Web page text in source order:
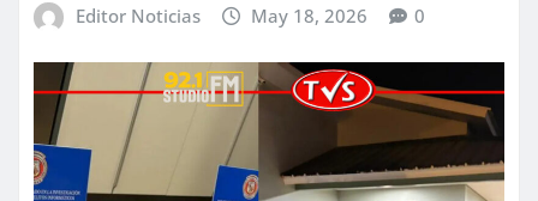
Editor Noticias May 18, 2026 0